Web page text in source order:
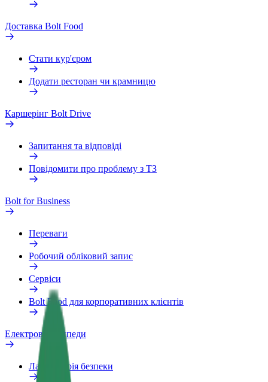
Доставка Bolt Food
Стати кур'єром
Додати ресторан чи крамницю
Каршерінг Bolt Drive
Запитання та відповіді
Повідомити про проблему з ТЗ
Bolt for Business
Переваги
Робочий обліковий запис
Сервіси
Bolt Food для корпоративних клієнтів
Електровелосипеди
Лабораторія безпеки